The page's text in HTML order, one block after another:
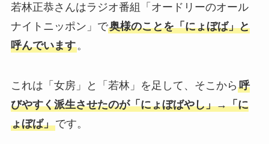
若林正恭さんはラジオ番組「オードリーのオール
ナイトニッポン」で奥様のことを「にょぼば」と
呼んでいます。
これは「女房」と「若林」を足して、そこから 呼
びやすく派生させたのが「にょぼばやし」→「に
ょぼば」です。